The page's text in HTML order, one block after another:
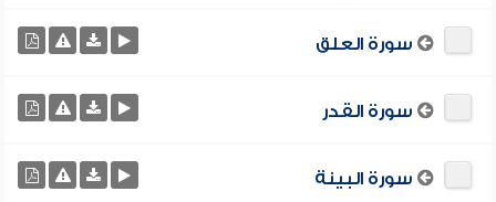
سورة العلق
سورة القدر
سورة البينة